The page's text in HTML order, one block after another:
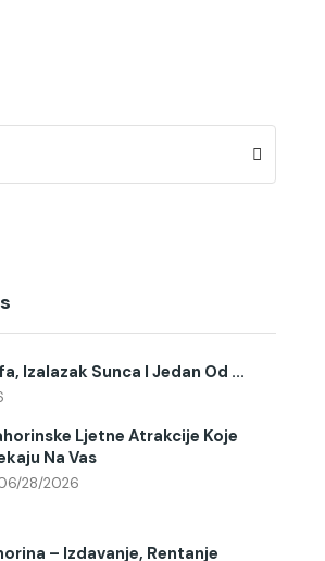
Izalazak Sunca I Jedan Od ...
Ljetne Atrakcije Koje
Na Vas
28/2026
– Izdavanje, Rentanje